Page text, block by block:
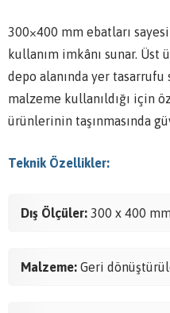
300×400 mm ebatları
kullanım imkânı sunar.
depo alanında yer tasarrufu
malzeme kullanıldığı için
ürünlerinin taşınmasında
Teknik Özellikler:
Dış Ölçüler: 300 x 400 mm
Malzeme: Geri